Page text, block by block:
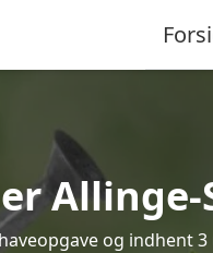
Allinge-
og